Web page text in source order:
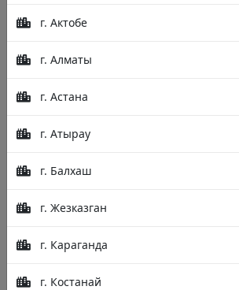
г. Актобе
г. Алматы
г. Астана
г. Атырау
г. Балхаш
г. Жезказган
г. Караганда
г. Костанай
Главная Товары